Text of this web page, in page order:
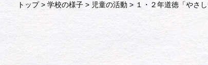
トップ> 学校の様子> 児童の活動 > １・２年道徳「やさ